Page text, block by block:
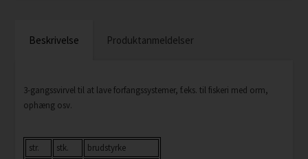
Beskrivelse Produktanmeldelser
3-gangssvirvel til at lave forfangssystemer, f.eks. til fiskeri med orm,
ophæng osv.
str. stk.
brudstyrke